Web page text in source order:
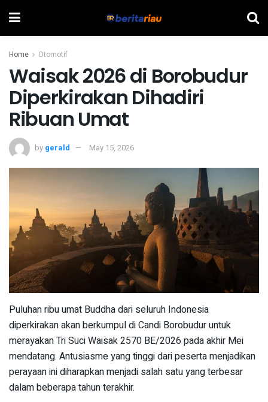
Home Otomotif
Waisak 2026 di Borobudur
Diperkirakan Dihadiri
Ribuan Umat
by gerald May 15, 2026
Puluhan ribu umat Buddha dari seluruh Indonesia
diperkirakan akan berkumpul di Candi Borobudur untuk
merayakan Tri Suci Waisak 2570 BE/2026 pada akhir Mei
mendatang. Antusiasme yang tinggi dari peserta menjadikan
perayaan ini diharapkan menjadi salah satu yang terbesar
dalam beberapa tahun terakhir.